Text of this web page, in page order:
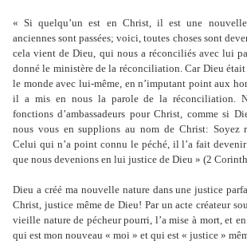
« Si quelqu’un est en Christ, il est une nouvelle
anciennes sont passées; voici, toutes choses sont
cela vient de Dieu, qui nous a réconciliés avec lui
donné le ministère de la réconciliation. Car Dieu
le monde avec lui-même, en n’imputant point aux
il a mis en nous la parole de la réconciliation.
fonctions d’ambassadeurs pour Christ, comme si
nous vous en supplions au nom de Christ: Soyez
Celui qui n’a point connu le péché, il l’a fait
que nous devenions en lui justice de Dieu » (2
Dieu a créé ma nouvelle nature dans une justice
Christ, justice même de Dieu! Par un acte créateur
vieille nature de pécheur pourri, l’a mise à mort, et
qui est mon nouveau « moi » et qui est « justice »